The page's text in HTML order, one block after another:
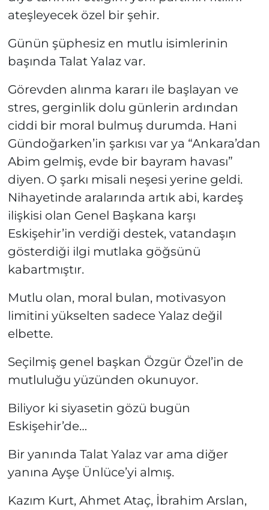
ateşleyecek özel bir şehir.
Günün şüphesiz en mutlu isimlerinin
başında Talat Yalaz var.
Görevden alınma kararı ile başlayan ve
stres, gerginlik dolu günlerin ardından
ciddi bir moral bulmuş durumda. Hani
Gündoğarken’in şarkısı var ya “Ankara’dan
Abim gelmiş, evde bir bayram havası”
diyen. O şarkı misali neşesi yerine geldi.
Nihayetinde aralarında artık abi, kardeş
ilişkisi olan Genel Başkana karşı
Eskişehir’in verdiği destek, vatandaşın
gösterdiği ilgi mutlaka göğsünü
kabartmıştır.
Mutlu olan, moral bulan, motivasyon
limitini yükselten sadece Yalaz değil
elbette.
Seçilmiş genel başkan Özgür Özel’in de
mutluluğu yüzünden okunuyor.
Biliyor ki siyasetin gözü bugün
Eskişehir’de…
Bir yanında Talat Yalaz var ama diğer
yanına Ayşe Ünlüce’yi almış.
Kazım Kurt, Ahmet Ataç, İbrahim Arslan,